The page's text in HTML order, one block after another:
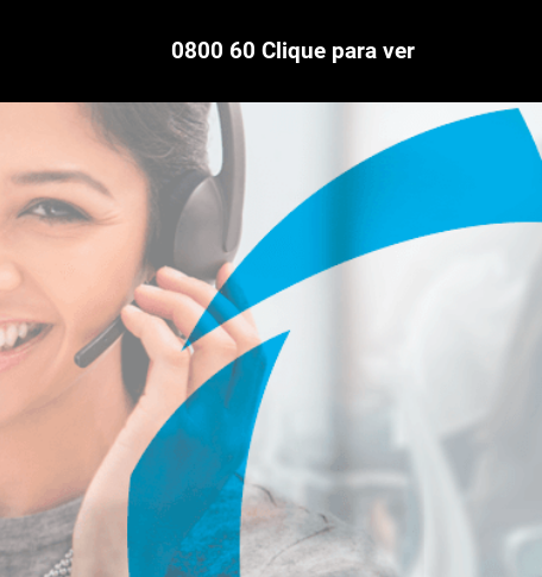
0800 60 Clique para ver